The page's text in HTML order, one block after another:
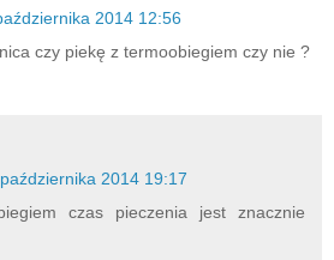
2014 12:56
czy piekę z termoobiegiem czy nie ?
2014 19:17
czas pieczenia jest znacznie